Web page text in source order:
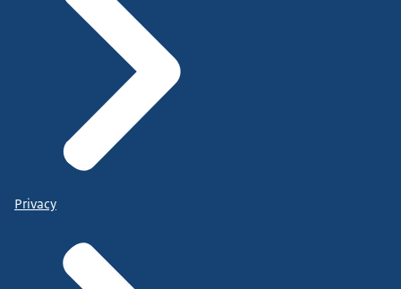
Privacy